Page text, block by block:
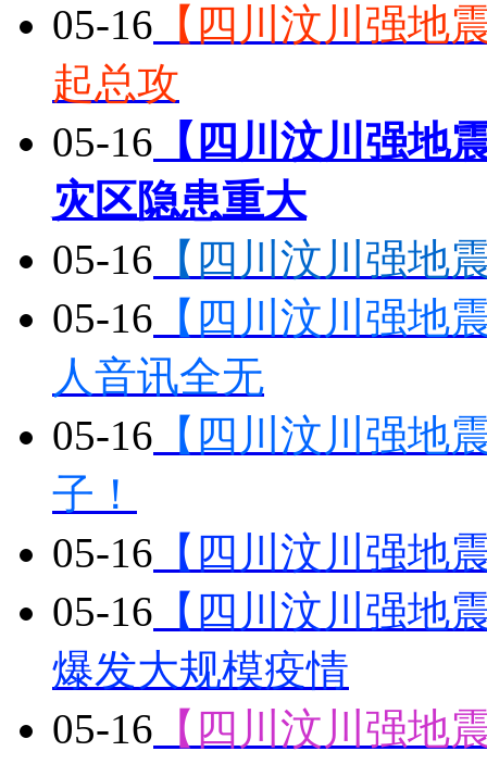
05-16 【四川汶川强地
起总攻
05-16 【四川汶川强地
灾区隐患重大
05-16 【四川汶川强地
05-16 【四川汶川强地
人音讯全无
05-16 【四川汶川强地
子！
05-16 【四川汶川强地
05-16 【四川汶川强地
爆发大规模疫情
05-16 【四川汶川强地